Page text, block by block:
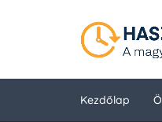
Kezdőlap